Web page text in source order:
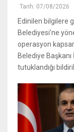
Tarih: 07/08/2026
Edinilen bilgilere
Belediyesi’ne
operasyon
Belediye Başkanı
tutuklandığı